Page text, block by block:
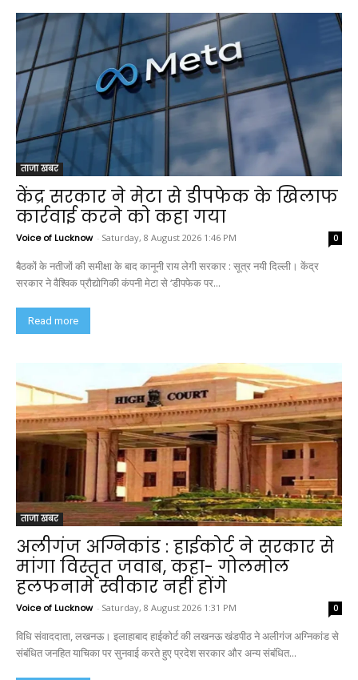
ताजा खबर
केंद्र सरकार ने मेटा से डीपफेक के खिलाफ
कार्रवाई करने को कहा गया
Voice of Lucknow - Saturday, 8 August 2026 1:46 PM 0
बैठकों के नतीजों की समीक्षा के बाद कानूनी राय लेगी सरकार : सूत्र नयी दिल्ली। केंद्र
सरकार ने वैश्विक प्रौद्योगिकी कंपनी मेटा से ‘डीपफेक पर...
Read more
ताजा खबर
अलीगंज अग्निकांड : हाईकोर्ट ने सरकार से
मांगा विस्तृत जवाब, कहा- गोलमोल
हलफनामे स्वीकार नहीं होंगे
Voice of Lucknow - Saturday, 8 August 2026 1:31 PM 0
विधि संवाददाता, लखनऊ। इलाहाबाद हाईकोर्ट की लखनऊ खंडपीठ ने अलीगंज अग्निकांड से
संबंधित जनहित याचिका पर सुनवाई करते हुए प्रदेश सरकार और अन्य संबंधित...